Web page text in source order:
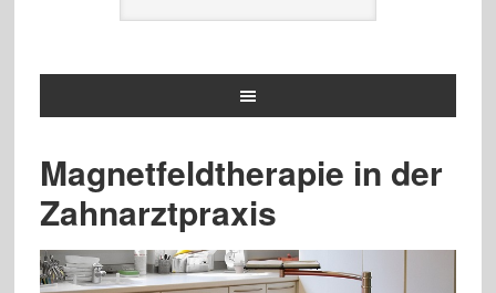
Magnetfeldtherapie in der
Zahnarztpraxis